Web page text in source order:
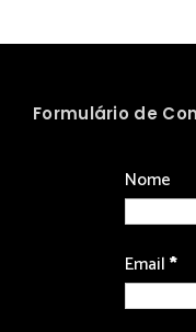
Formulário de
Nome
Email*